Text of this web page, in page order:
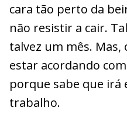
cara tão perto da
não resistir a cair.
talvez um mês. Mas,
estar acordando
porque sabe que
trabalho.